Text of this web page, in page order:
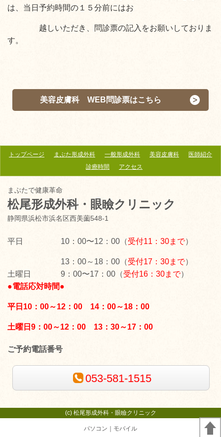
は、当日予約時間の１５分前にはお
越しいただき、問診票の記入をお願いしておりま
す。
美容皮膚科 WEB問診票はこちら
トップページ まぶた形成外科 一般形成外科 美容皮膚科
医師紹介
診療時間
アクセス
まぶたで健康革命
松尾形成外科・眼瞼クリニック
静岡県浜松市浜名区西美薗548-1
平日 10：00〜12：00（受付11：30まで）
13：00～18：00（受付17：30まで）
土曜日 9：00〜17：00（受付16：30まで）
●電話応対時間●
平日10：00～12：00 14：00～18：00
土曜日9：00～12：00 13：30～17：00
ご予約電話番号
053-581-1515
(c) 松尾形成外科・眼瞼クリニック
パソコン ｜モバイル